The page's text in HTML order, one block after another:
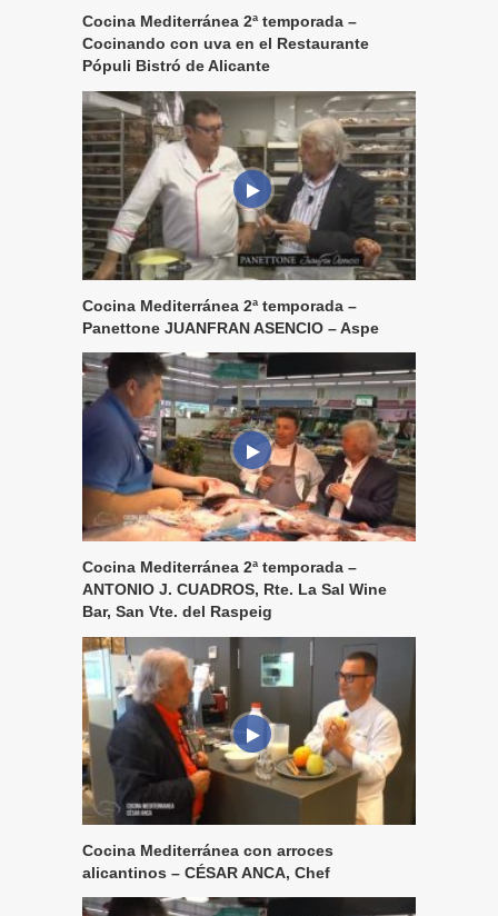
Cocina Mediterránea 2ª temporada –
Cocinando con uva en el Restaurante
Pópuli Bistró de Alicante
Cocina Mediterránea 2ª temporada –
Panettone JUANFRAN ASENCIO – Aspe
Cocina Mediterránea 2ª temporada –
ANTONIO J. CUADROS, Rte. La Sal Wine
Bar, San Vte. del Raspeig
Cocina Mediterránea con arroces
alicantinos – CÉSAR ANCA, Chef